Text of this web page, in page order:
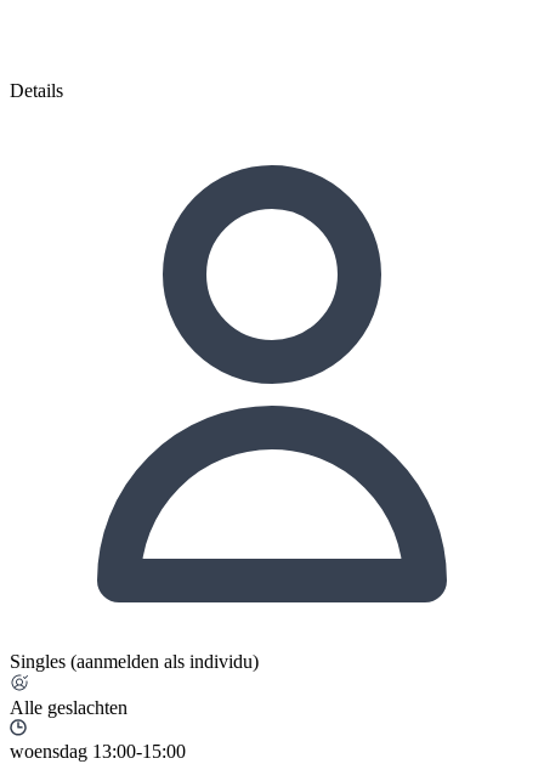
Details
Singles (aanmelden als individu)
Alle geslachten
woensdag 13:00-15:00